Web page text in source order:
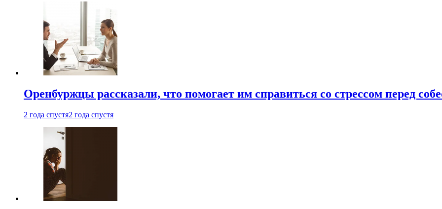
Оренбуржцы рассказали, что помогает им справиться со стрессом перед
2 года спустя2 года спустя